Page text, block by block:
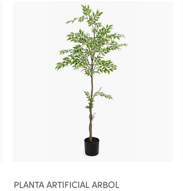
PLANTA ARTIFICIAL ARBOL